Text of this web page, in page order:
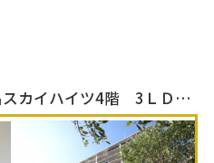
ペット飼育可 海老名スカイハイツ4階 3ＬＤＫリフォーム済み